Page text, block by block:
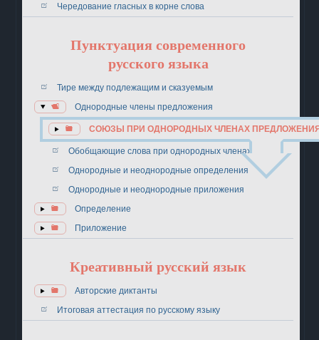
Чередование гласных в корне слова
Пунктуация современного
русского языка
Тире между подлежащим и сказуемым
Однородные члены предложения
СОЮЗЫ ПРИ ОДНОРОДНЫХ ЧЛЕНАХ
Обобщающие слова при однородных членах
Однородные и неоднородные определения
Однородные и неоднородные приложения
Определение
Приложение
Креативный русский язык
Авторские диктанты
Итоговая аттестация по русскому языку